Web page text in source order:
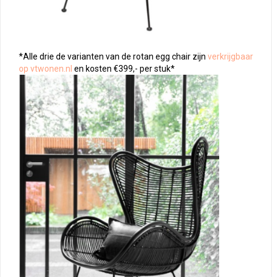
*Alle drie de varianten van de rotan egg chair zijn verkrijgbaar
op vtwonen.nl en kosten €399,- per stuk*